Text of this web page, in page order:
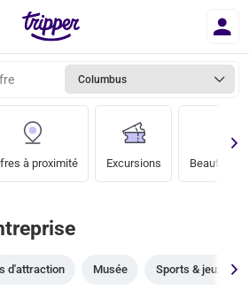
Columbus
à proximité Excursions Beauté &
d'attraction Musée Sports & jeux